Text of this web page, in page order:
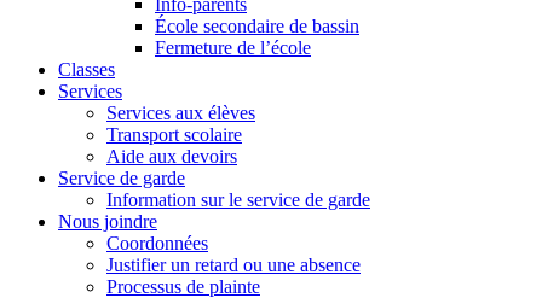
Info-parents
École secondaire de bassin
Fermeture de l’école
Classes
Services
Services aux élèves
Transport scolaire
Aide aux devoirs
Service de garde
Information sur le service de garde
Nous joindre
Coordonnées
Justifier un retard ou une absence
Processus de plainte